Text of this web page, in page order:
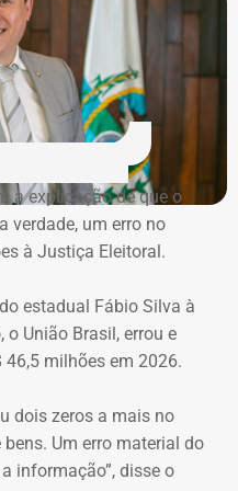
a denúncia do MP, uma
teria sido utilizada em
no caso.
Nobre em 2022 — Foto:
por um valor 36% menor ao que
na Avenida Pasteu e
O imóvel se
pessoalmente o ex-
a explicação de que o
verdade, um erro no
à Justiça Eleitoral.
estadual Fábio Silva à
União Brasil, errou e
milhões em 2026.
dois zeros a mais no
Um erro material do
informação”, disse o